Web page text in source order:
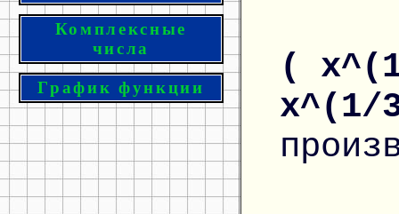
Комплексные
числа
График функции
(